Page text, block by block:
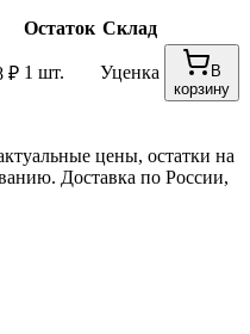
Остаток Склад
₽ 1 шт. Уценка
В
корзину
цены, остатки на
Доставка по России,